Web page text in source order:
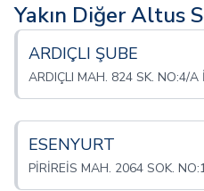
Yakın Diğer Altus
ARDIÇLI ŞUBE
ARDIÇLI MAH. 824 SK. NO:4/
ESENYURT
PİRİREİS MAH. 2064 SOK.